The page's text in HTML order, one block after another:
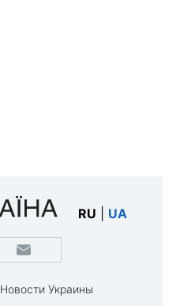
RU UA
Новости Украины